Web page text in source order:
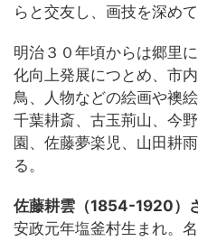
らと交友し、画技を深めて
明治３０年頃からは郷里
化向上発展につとめ、市
鳥、人物などの絵画や襖
千葉耕斎、古玉荊山、今
園、佐藤夢楽児、山田耕
る。
佐藤耕雲（1854-1920）
安政元年塩釜村生まれ。